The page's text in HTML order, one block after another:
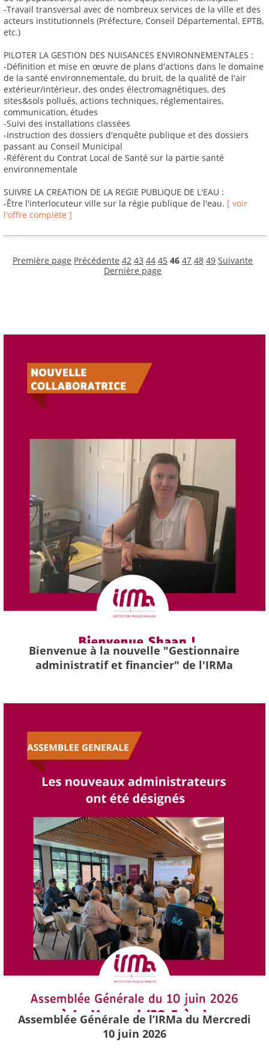
-Travail transversal avec de nombreux services de la ville et des
acteurs institutionnels (Préfecture, Conseil Départemental, EPTB,
etc.)
PILOTER LA GESTION DES NUISANCES ENVIRONNEMENTALES :
-Définition et mise en œuvre de plans d'actions dans le domaine
de la santé environnementale, du bruit, de la qualité de l'air
extérieur/intérieur, des ondes électromagnétiques, des
sites&sols pollués, actions techniques, réglementaires,
communication, études
-Suivi des installations classées
-Instruction des dossiers d'enquête publique et des dossiers
passant au Conseil Municipal
-Référent du Contrat Local de Santé sur la partie santé
environnementale
SUIVRE LA CREATION DE LA REGIE PUBLIQUE DE L'EAU :
-Être l'interlocuteur ville sur la régie publique de l'eau. [ voir
l'offre complète ]
Première page Précédente 42 43 44 45 46 47 48 49 Suivante
Dernière page
Bienvenue à la nouvelle "Gestionnaire
administratif et financier" de l'IRMa
Assemblée Générale de l’IRMa du Mercredi
10 juin 2026